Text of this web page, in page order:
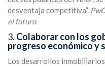
desventaja competitiva”.
el futuro.
3. Colaborar con los
progreso económico y
Los desarrollos